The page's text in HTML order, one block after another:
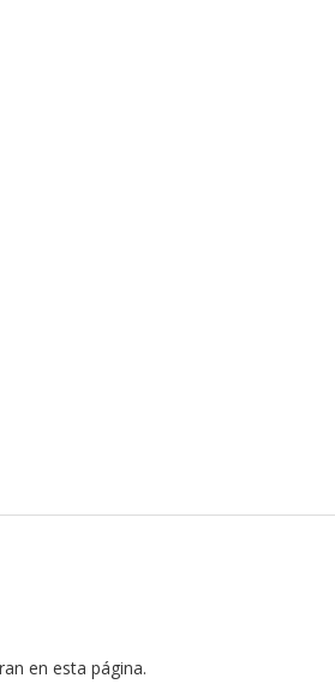
en esta página.